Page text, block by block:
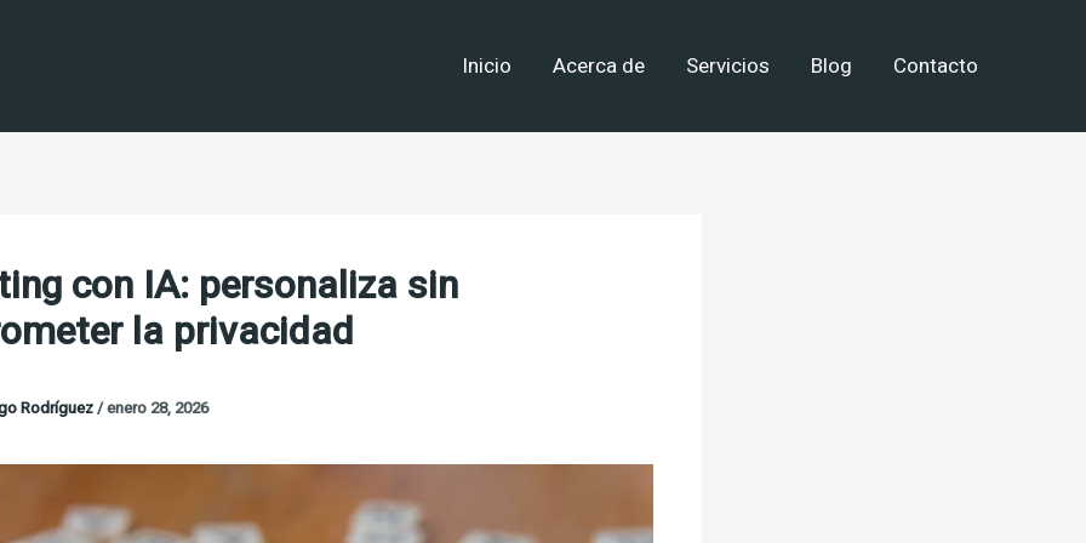
Inicio Acerca de Servicios Blog Contacto
con IA: personaliza sin
la privacidad
Rodríguez/enero 28, 2026